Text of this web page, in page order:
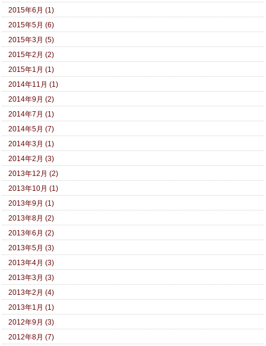
2015年6月 (1)
2015年5月 (6)
2015年3月 (5)
2015年2月 (2)
2015年1月 (1)
2014年11月 (1)
2014年9月 (2)
2014年7月 (1)
2014年5月 (7)
2014年3月 (1)
2014年2月 (3)
2013年12月 (2)
2013年10月 (1)
2013年9月 (1)
2013年8月 (2)
2013年6月 (2)
2013年5月 (3)
2013年4月 (3)
2013年3月 (3)
2013年2月 (4)
2013年1月 (1)
2012年9月 (3)
2012年8月 (7)